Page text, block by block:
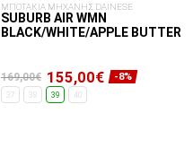
ΜΠΟΤΑΚΙΑ ΜΗΧΑΝΗΣ DAINESE
SUBURB AIR WMN
BLACK/WHITE/APPLE BUTTER
169,00€ 155,00€ -8%
37 38 39 40